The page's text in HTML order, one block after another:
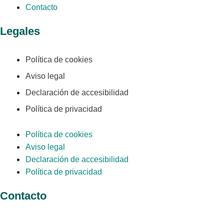
Contacto
Legales
Política de cookies
Aviso legal
Declaración de accesibilidad
Política de privacidad
Política de cookies
Aviso legal
Declaración de accesibilidad
Política de privacidad
Contacto